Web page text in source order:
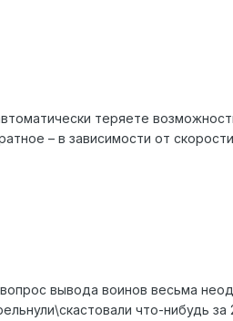
теряете
– в зависимости от
вывода воинов весьма
что-нибудь за